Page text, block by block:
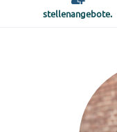
stellenangebote.